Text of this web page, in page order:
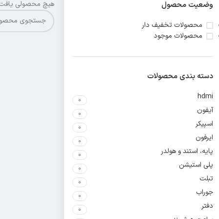
وضعیت محصول
محصولات تخفیف دار
محصولات موجود
دسته بندی محصولات
hdmi
0
آیفون 0
اسپیکر 0
ایرفون 0
پایه، استند و هولدر 0
پلی استیشن 0
تبلت 0
جوراب 0
دفتر 0
هیچ محصولی